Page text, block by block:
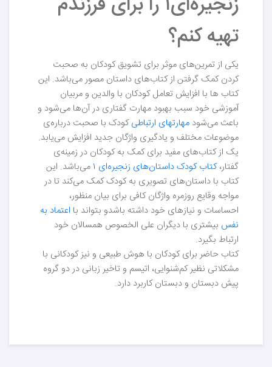
تهیه کنم؟
یکی از تمرین‌های موثر برای تشویق کودکان به صحبت
کردن کمک گرفتن از کتاب‌های داستان مصور می‌باشد. این
کتاب ها با افزایش تعامل کودکان با والدین و مربیان
آموزشی خود سبب بهبود مهارت گفتاری در آن‌ها می‌شود و
باعث می‌شود مهارتهای ارتباطیکودک با صحبت درباره‌ی
موضوعات مختلف و یادگیری واژگان جدید افزایش می‌یابد.
یک از کتاب‌های مفید برای کمک به کودکان در زمینه‌ی
گفتار،کتاب کودک داستان‌های زنجیره‌ای ۱ می‌باشد. این
کتاب با داستان‌های تصویری به کودک کمک می‌کند تا در
مواجه وقایع روزمره واژگان کافی برای بیان منظور،
احساسات و نیاز‌های خود داشته باشدو بتواند با اعتماد به
نفس بیشتری با دیگران علی الخصوص همسالان خود
ارتباط بگیرد.
کتاب حاضر برای کودکان با هوش طبیعی و نیز کودکانی با
مشکلاتی نظیر کم‌شنوایی، اتیسم و تاخیر زبانی در دو گروه
پیش دبستان و دبستان کاربرد دارد.